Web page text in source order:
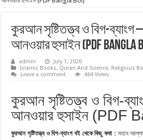
কুরআন সৃষ্টিতত্ত্ব ও বিগ-ব্যাংগ
আনওয়ার হুসাইন (PDF Bangla
admin
July 1, 2020
Islamic Books, Quran And Science, Religious
Leave a comment
464 Views
কুরআন সৃষ্টিতত্ত্ব ও বিগ-
আনওয়ার হুসাইন (PDF
কুরআন সৃষ্টিতত্ত্ব ও বিগ-ব্যাংগ বই থেকে কিছু কথা : মহান